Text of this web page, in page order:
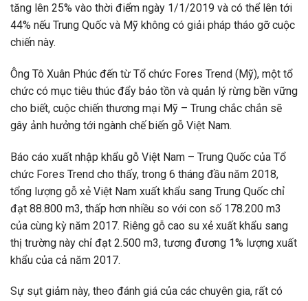
tăng lên 25% vào thời điểm ngày 1/1/2019 và có thể lên tới
44% nếu Trung Quốc và Mỹ không có giải pháp tháo gỡ cuộc
chiến này.
Ông Tô Xuân Phúc đến từ Tổ chức Fores Trend (Mỹ), một tổ
chức có mục tiêu thúc đẩy bảo tồn và quản lý rừng bền vững
cho biết, cuộc chiến thương mại Mỹ – Trung chắc chắn sẽ
gây ảnh hưởng tới ngành chế biến gỗ Việt Nam.
Báo cáo xuất nhập khẩu gỗ Việt Nam – Trung Quốc của Tổ
chức Fores Trend cho thấy, trong 6 tháng đầu năm 2018,
tổng lượng gỗ xẻ Việt Nam xuất khẩu sang Trung Quốc chỉ
đạt 88.800 m3, thấp hơn nhiều so với con số 178.200 m3
của cùng kỳ năm 2017. Riêng gỗ cao su xẻ xuất khẩu sang
thị trường này chỉ đạt 2.500 m3, tương đương 1% lượng xuất
khẩu của cả năm 2017.
Sự sụt giảm này, theo đánh giá của các chuyên gia, rất có